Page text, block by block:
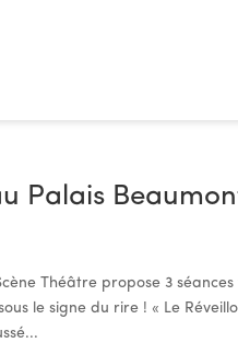
Palais
Théâtre propose 3
le signe du rire ! « Le